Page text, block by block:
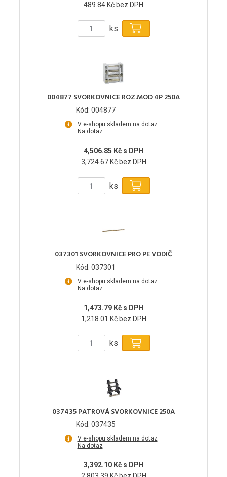
489.84 Kč bez DPH
ks
004877 SVORKOVNICE ROZ.MOD 4P 250A
Kód: 004877
V e-shopu skladem na dotaz
Na dotaz
4,506.85 Kč s DPH
3,724.67 Kč bez DPH
ks
037301 SVORKOVNICE PRO PE VODIČ
Kód: 037301
V e-shopu skladem na dotaz
Na dotaz
1,473.79 Kč s DPH
1,218.01 Kč bez DPH
ks
037435 PATROVÁ SVORKOVNICE 250A
Kód: 037435
V e-shopu skladem na dotaz
Na dotaz
3,392.10 Kč s DPH